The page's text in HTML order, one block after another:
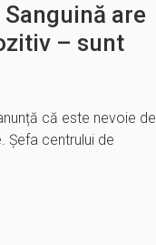
are
– sunt
că este nevoie de
Șefa centrului de